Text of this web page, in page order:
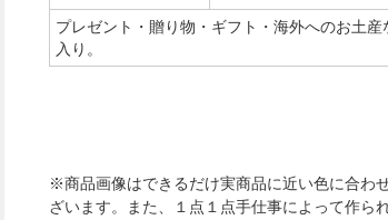
プレゼント・贈り物・ギフト・海外へのお土
入り。
※商品画像はできるだけ実商品に近い色に合わ
ざいます。また、１点１点手仕事によって作ら